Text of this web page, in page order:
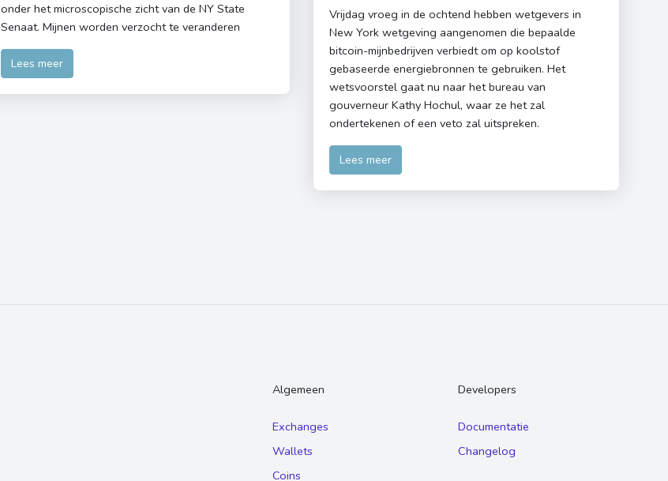
onder het microscopische zicht van de NY State
Senaat. Mijnen worden verzocht te veranderen
Lees meer
Vrijdag vroeg in de ochtend hebben wetgevers in
New York wetgeving aangenomen die bepaalde
bitcoin-mijnbedrijven verbiedt om op koolstof
gebaseerde energiebronnen te gebruiken. Het
wetsvoorstel gaat nu naar het bureau van
gouverneur Kathy Hochul, waar ze het zal
ondertekenen of een veto zal uitspreken.
Lees meer
Algemeen
Exchanges
Wallets
Coins
Developers
Documentatie
Changelog